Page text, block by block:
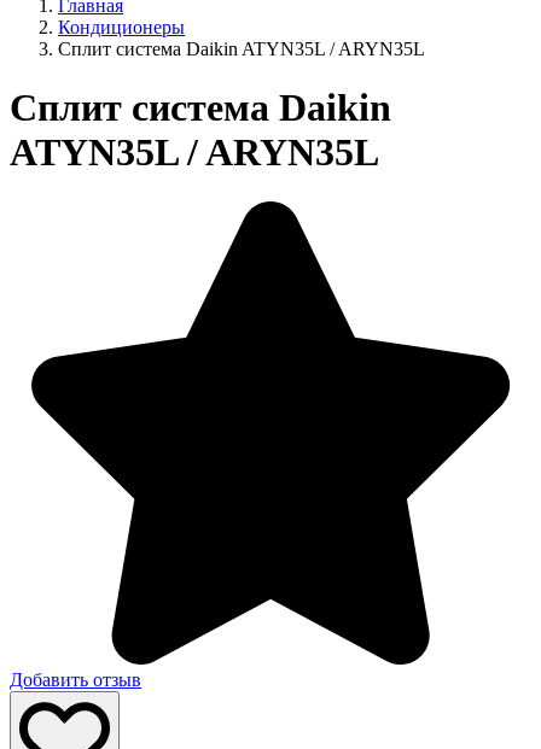
Главная
Кондиционеры
Сплит система Daikin ATYN35L / ARYN35L
Сплит система Daikin
ATYN35L / ARYN35L
Добавить отзыв